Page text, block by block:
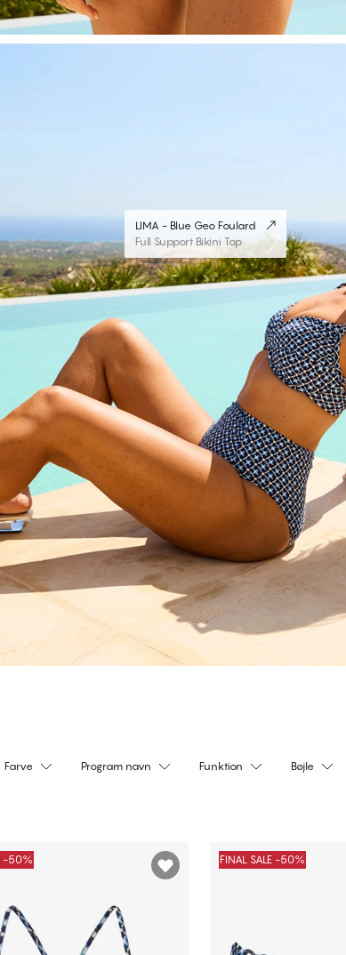
Shop looket
LIMA - Blue Geo Foulard
Full Support Bikini Top
Farve Program navn Funktion Bøjle
-50% FINAL SALE -50%